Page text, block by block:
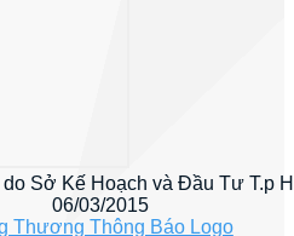
do Sở Kế Hoạch và Đầu Tư T.p
06/03/2015